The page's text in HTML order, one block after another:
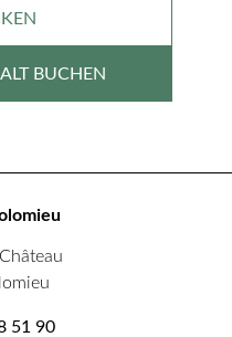
BUCHEN
51 90